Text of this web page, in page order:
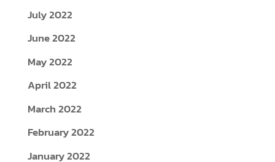
July 2022
June 2022
May 2022
April 2022
March 2022
February 2022
January 2022